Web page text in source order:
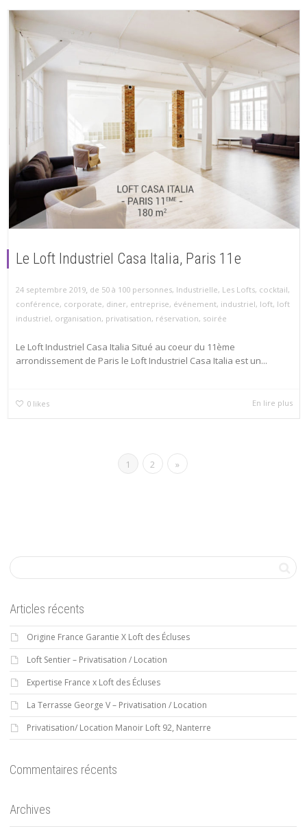
Le Loft Industriel Casa Italia, Paris 11e
24 septembre 2019, de 50 à 100 personnes, Industrielle, Les Lofts, cocktail,
conférence, corporate, diner, entreprise, événement, industriel, loft, loft
industriel, organisation, privatisation, réservation, soirée
Le Loft Industriel Casa Italia Situé au coeur du 11ème
arrondissement de Paris le Loft Industriel Casa Italia est un...
0 likes En lire plus
1 2 »
Articles récents
Origine France Garantie X Loft des Écluses
Loft Sentier – Privatisation / Location
Expertise France x Loft des Écluses
La Terrasse George V – Privatisation / Location
Privatisation/ Location Manoir Loft 92, Nanterre
Commentaires récents
Archives